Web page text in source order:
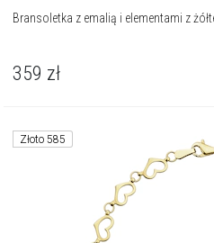
Bransoletka z emalią i elementami z
359 zł
Złoto 585